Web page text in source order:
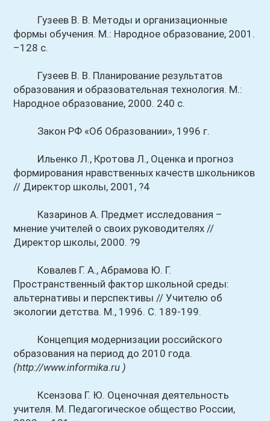
Гузеев В. В. Методы и организационные
формы обучения. М.: Народное образование, 2001.
–128 с.
Гузеев В. В. Планирование результатов
образования и образовательная технология. М.:
Народное образование, 2000. 240 с.
Закон РФ «Об Образовании», 1996 г.
Ильенко Л., Кротова Л., Оценка и прогноз
формирования нравственных качеств школьников
// Директор школы, 2001, ?4
Казаринов А. Предмет исследования –
мнение учителей о своих руководителях //
Директор школы, 2000. ?9
Ковалев Г. А., Абрамова Ю. Г.
Пространственный фактор школьной среды:
альтернативы и перспективы // Учителю об
экологии детства. М., 1996. С. 189-199.
Концепция модернизации российского
образования на период до 2010 года.
(http://www.informika.ru )
Ксензова Г. Ю. Оценочная деятельность
учителя. М. Педагогическое общество России,